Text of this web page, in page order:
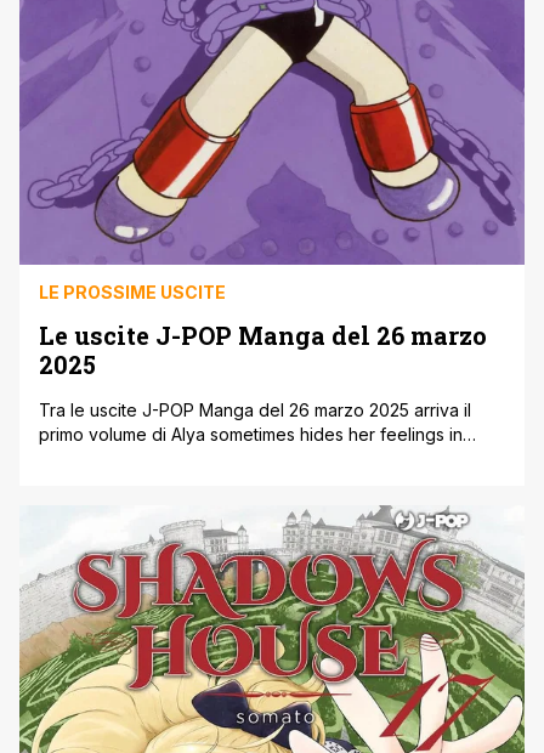
LE PROSSIME USCITE
Le uscite J-POP Manga del 26 marzo
2025
Tra le uscite J-POP Manga del 26 marzo 2025 arriva il
primo volume di Alya sometimes hides her feelings in
origini russe ed è una delle ragazze più popolari della
scuola. La bellezza fuori dal comune [']